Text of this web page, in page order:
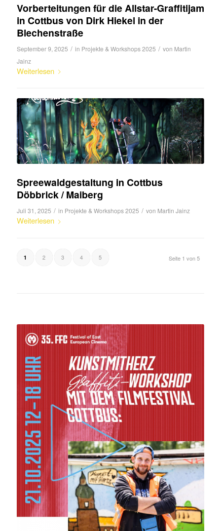
Vorberteitungen für die Allstar-Graffitijam
in Cottbus von Dirk Hiekel in der
Blechenstraße
September 9, 2025 / in Projekte & Workshops 2025 / von Martin
Jainz
Weiterlesen
Spreewaldgestaltung in Cottbus
Döbbrick / Maiberg
Juli 31, 2025 / in Projekte & Workshops 2025 / von Martin Jainz
Weiterlesen
Seite 1 von 5
1 2 3 4 5